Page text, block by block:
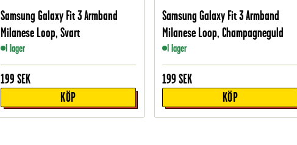
Samsung Galaxy Fit 3 Armband
Milanese Loop, Svart
I lager
199 SEK
KÖP
Samsung Galaxy Fit 3 Armband
Milanese Loop, Champagneguld
I lager
199 SEK
KÖP